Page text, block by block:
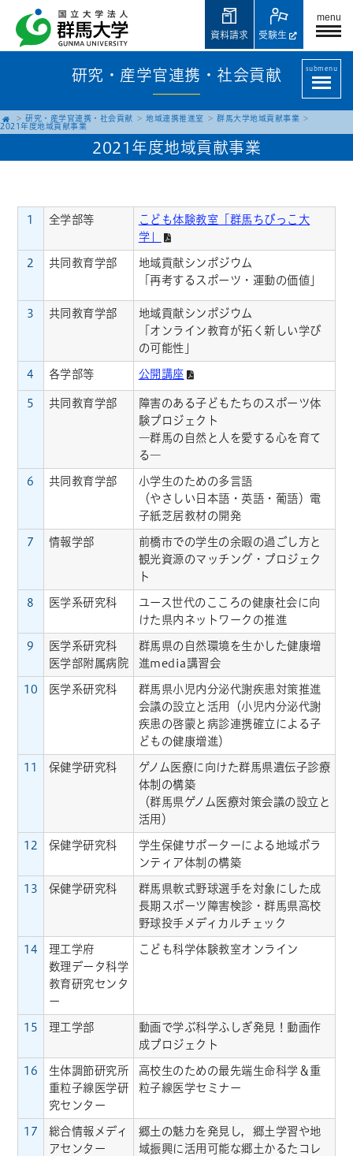
menu
受験生
資料請求
研究・産学官連携・社会貢献 submenu
研究・産学官連携・社会貢献 地域連携推進室
群馬大学地域貢献事業
2021年度地域貢献事業
2021年度地域貢献事業
1 全学部等
こども体験教室「群馬ちびっこ大
学」
2 共同教育学部
地域貢献シンポジウム
「再考するスポーツ・運動の価値」
3 共同教育学部
地域貢献シンポジウム
「オンライン教育が拓く新しい学び
の可能性」
4 各学部等 公開講座
5 共同教育学部
障害のある子どもたちのスポーツ体
験プロジェクト
―群馬の自然と人を愛する心を育て
る―
6 共同教育学部
小学生のための多言語
（やさしい日本語・英語・葡語）電
子紙芝居教材の開発
7 情報学部
前橋市での学生の余暇の過ごし方と
観光資源のマッチング・プロジェク
ト
8 医学系研究科
ユース世代のこころの健康社会に向
けた県内ネットワークの推進
9
医学系研究科
医学部附属病院
群馬県の自然環境を生かした健康増
進media講習会
10 医学系研究科
群馬県小児内分泌代謝疾患対策推進
会議の設立と活用（小児内分泌代謝
疾患の啓蒙と病診連携確立による子
どもの健康増進）
11 保健学研究科
ゲノム医療に向けた群馬県遺伝子診療
体制の構築
（群馬県ゲノム医療対策会議の設立と
活用）
12 保健学研究科
学生保健サポーターによる地域ボラ
ンティア体制の構築
13 保健学研究科
群馬県軟式野球選手を対象にした成
長期スポーツ障害検診・群馬県高校
野球投手メディカルチェック
14
理工学府
数理データ科学
教育研究センタ
ー
こども科学体験教室オンライン
15 理工学部
動画で学ぶ科学ふしぎ発見！動画作
成プロジェクト
16
生体調節研究所
重粒子線医学研
究センター
高校生のための最先端生命科学＆重
粒子線医学セミナー
17
総合情報メディ
アセンター
郷土の魅力を発見し，郷土学習や地
域振興に活用可能な郷土かるたコレ